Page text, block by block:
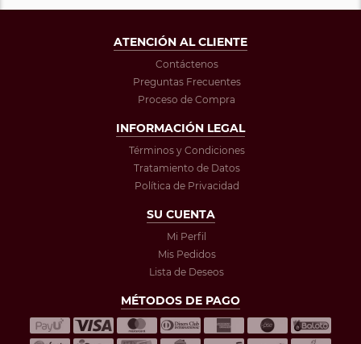
ATENCIÓN AL CLIENTE
Contáctenos
Preguntas Frecuentes
Proceso de Compra
INFORMACIÓN LEGAL
Términos y Condiciones
Tratamiento de Datos
Política de Privacidad
SU CUENTA
Mi Perfil
Mis Pedidos
Lista de Deseos
MÉTODOS DE PAGO